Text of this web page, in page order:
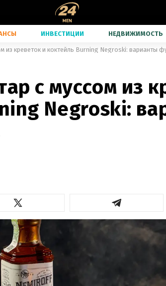
ИНВЕСТИЦИИ НЕДВИЖИМОСТЬ
из креветок и коктейль Burning Negroski: варианты
с муссом из
Negroski: